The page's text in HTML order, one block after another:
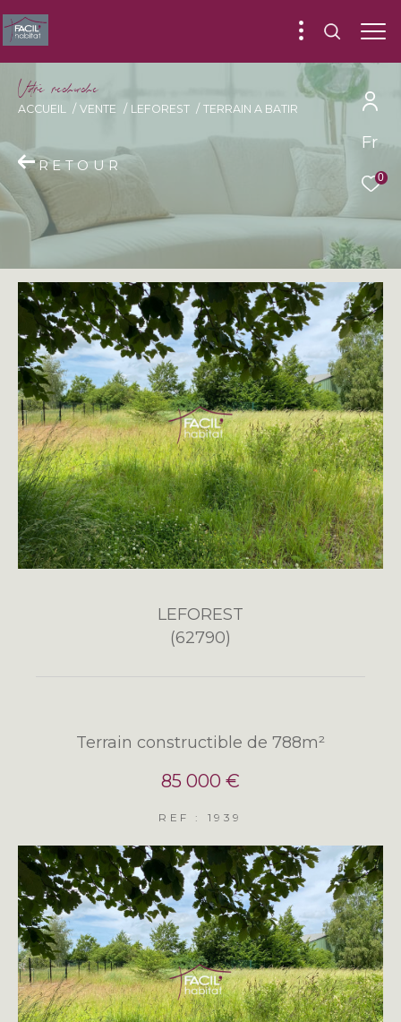
Fr
0
Vore recece
ACCUEIL VENTE LEFOREST TERRAIN A BATIR
RETOUR
LEFOREST
(62790)
Terrain constructible de 788m²
85 000 €
REF : 1939